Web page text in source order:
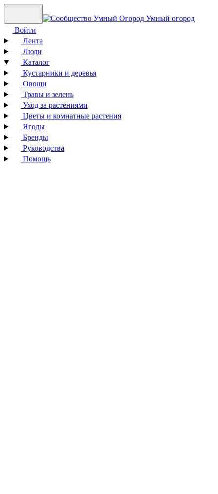
Умный огород
Войти
Лента
Люди
Каталог
Кустарники и деревья
Овощи
Травы и зелень
Уход за растениями
Цветы и комнатные растения
Ягоды
Бренды
Руководства
Помощь